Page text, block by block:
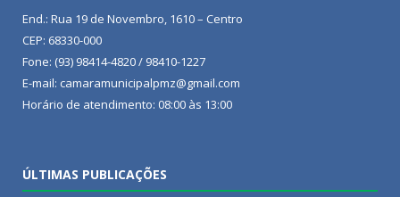
End.: Rua 19 de Novembro, 1610 – Centro
CEP: 68330-000
Fone: (93) 98414-4820 / 98410-1227
E-mail: camaramunicipalpmz@gmail.com
Horário de atendimento: 08:00 às 13:00
ÚLTIMAS PUBLICAÇÕES